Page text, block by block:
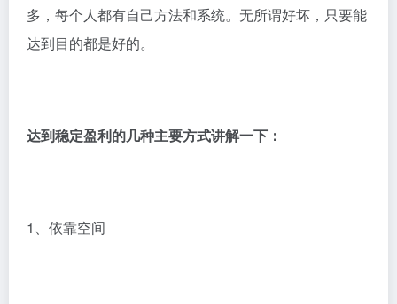
多，每个人都有自己方法和系统。无所谓好坏，只要能
达到目的都是好的。
达到稳定盈利的几种主要方式讲解一下：
1、依靠空间